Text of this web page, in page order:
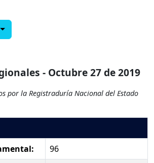
- Octubre 27 de 2019
por la Registraduría Nacional del Estado
96